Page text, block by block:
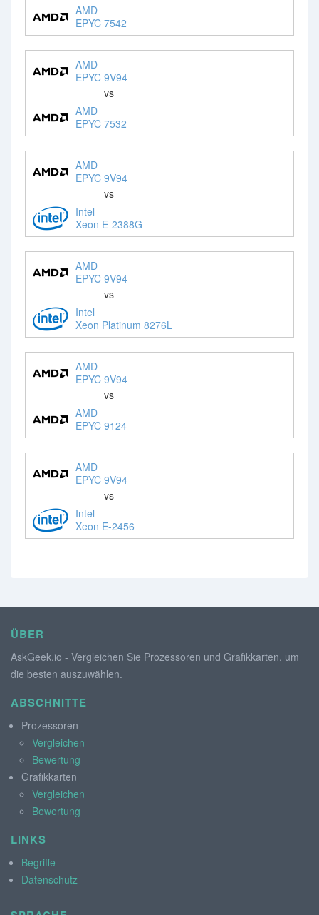
AMD
EPYC 7542
AMD
EPYC 9V94
vs
AMD
EPYC 7532
AMD
EPYC 9V94
vs
Intel
Xeon E-2388G
AMD
EPYC 9V94
vs
Intel
Xeon Platinum 8276L
AMD
EPYC 9V94
vs
AMD
EPYC 9124
AMD
EPYC 9V94
vs
Intel
Xeon E-2456
ÜBER
AskGeek.io - Vergleichen Sie Prozessoren und Grafikkarten, um
die besten auszuwählen.
ABSCHNITTE
Prozessoren
Vergleichen
Bewertung
Grafikkarten
Vergleichen
Bewertung
LINKS
Begriffe
Datenschutz